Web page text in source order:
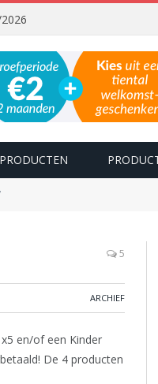
5
ARCHIEF
en/of een Kinder
De 4 producten